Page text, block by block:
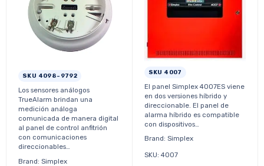
SKU 4098-9792
Los sensores análogos
TrueAlarm brindan una
medición análoga
comunicada de manera digital
al panel de control anfitrión
con comunicaciones
direccionables…
Brand: Simplex
SKU 4007
El panel Simplex 4007ES viene
en dos versiones híbrido y
direccionable. El panel de
alarma híbrido es compatible
con dispositivos…
Brand: Simplex
SKU: 4007